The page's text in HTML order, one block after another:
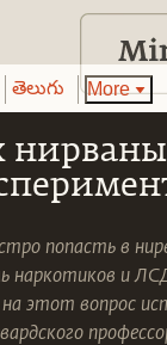
తెలుగు More
попасть в
наркотиков и
этот вопрос